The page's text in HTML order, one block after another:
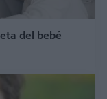
del bebé